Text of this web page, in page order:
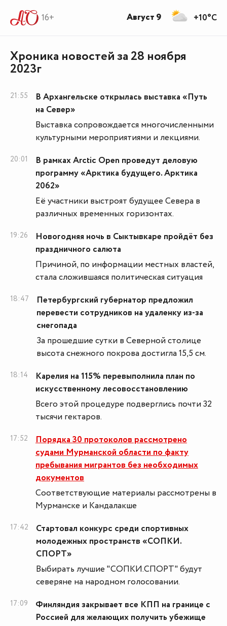
16+
Хроника новостей за 28 ноября
2023г
21:55
В Архангельске открылась выставка «Путь
на Север»
Выставка сопровождается многочисленными
культурными мероприятиями и лекциями.
20:01
В рамках Arctic Open проведут деловую
программу «Арктика будущего. Арктика
2062»
Её участники выстроят будущее Севера в
различных временных горизонтах.
19:26
Новогодняя ночь в Сыктывкаре пройдёт без
праздничного салюта
Причиной, по информации местных властей,
стала сложившаяся политическая ситуация
18:47
Петербургский губернатор предложил
перевести сотрудников на удаленку из-за
снегопада
За прошедшие сутки в Северной столице
высота снежного покрова достигла 15,5 см.
18:14
Карелия на 115% перевыполнила план по
искусственному лесовосстановлению
Всего этой процедуре подверглись почти 32
тысячи гектаров.
17:52
Порядка 30 протоколов рассмотрено
судами Мурманской области по факту
пребывания мигрантов без необходимых
документов
Соответствующие материалы рассмотрены в
Мурманске и Кандалакше
17:42
Стартовал конкурс среди спортивных
молодежных пространств «СОПКИ.
СПОРТ»
Выбирать лучшие "СОПКИ.СПОРТ" будут
северяне на народном голосовании.
17:09
Финляндия закрывает все КПП на границе с
Россией для желающих получить убежище
+10°C
Август 9